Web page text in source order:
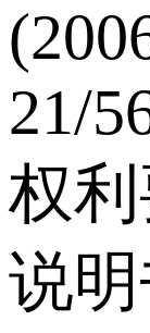
21/
权
说明